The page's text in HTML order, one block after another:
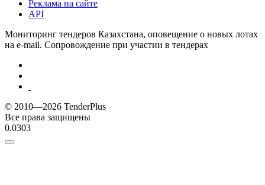
Реклама на сайте
API
Мониторинг тендеров Казахстана, оповещение о новых лотах
на e-mail. Сопровождение при участии в тендерах
© 2010—2026 TenderPlus
Все права защищены
0.0303